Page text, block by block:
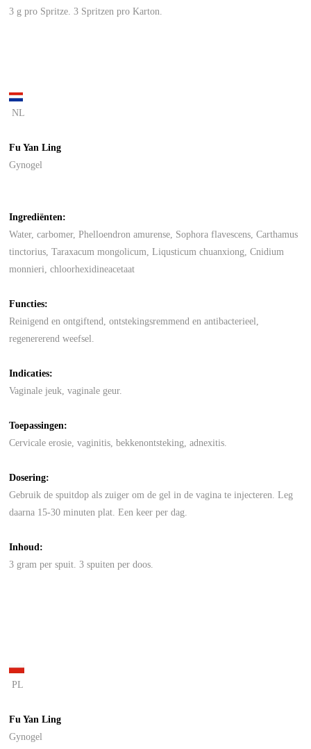
3 g pro Spritze. 3 Spritzen pro Karton.
NL
Fu Yan Ling
Gynogel
Ingrediënten:
Water, carbomer, Phelloendron amurense, Sophora flavescens, Carthamus
tinctorius, Taraxacum mongolicum, Liqusticum chuanxiong, Cnidium
monnieri, chloorhexidineacetaat
Functies:
Reinigend en ontgiftend, ontstekingsremmend en antibacterieel,
regenererend weefsel.
Indicaties:
Vaginale jeuk, vaginale geur.
Toepassingen:
Cervicale erosie, vaginitis, bekkenontsteking, adnexitis.
Dosering:
Gebruik de spuitdop als zuiger om de gel in de vagina te injecteren. Leg
daarna 15-30 minuten plat. Een keer per dag.
Inhoud:
3 gram per spuit. 3 spuiten per doos.
PL
Fu Yan Ling
Gynogel